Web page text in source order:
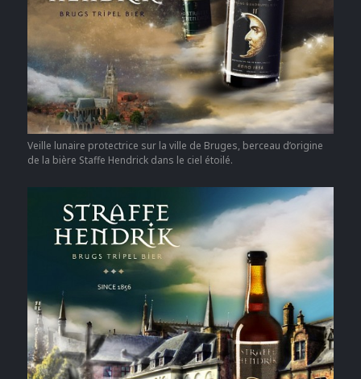
Veille lunaire protectrice sur la ville de Bruges, berceau d’origine
de la bière Staffe Hendrick dans le ciel étoilé.